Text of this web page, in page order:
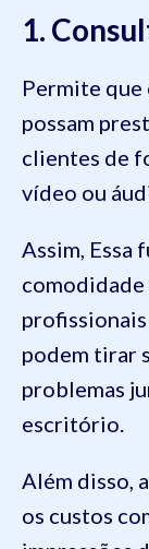
1.
Permite que
possam
clientes de
vídeo ou
Assim, Essa
podem tirar
problemas
escritório.
Além disso,
os custos